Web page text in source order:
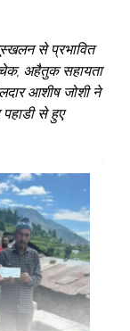
से प्रभावित
चेक, अहैतुक सहायता
आशीष जोशी ने
से हुए